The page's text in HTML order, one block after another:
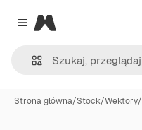
Close menu
Magnific
Strona główna/Stock/Wektory/